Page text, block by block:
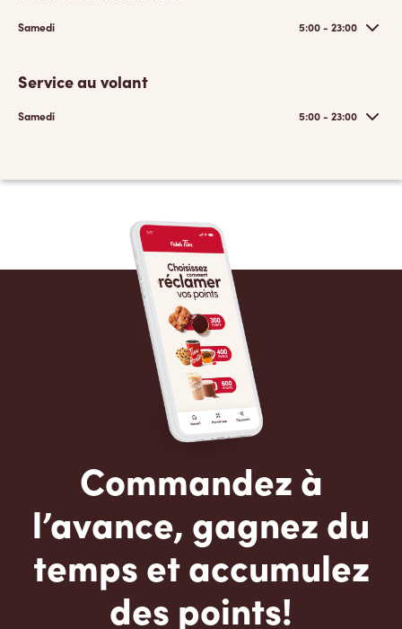
Samedi 5:00 - 23:00
Service au volant
Samedi 5:00 - 23:00
Commandez à
l’avance, gagnez du
temps et accumulez
des points!